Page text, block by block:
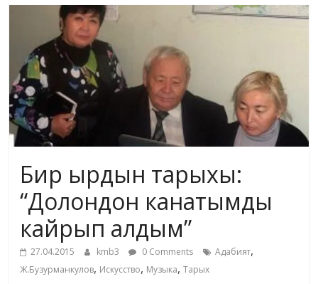
маданияты
адабияты
Бир ырдын тарыхы:
“Долондон канатымды
кайрып алдым”
27.04.2015 kmb3 0 Comments Адабият,
Ж.Бузурманкулов, Искусство, Музыка,Тарых